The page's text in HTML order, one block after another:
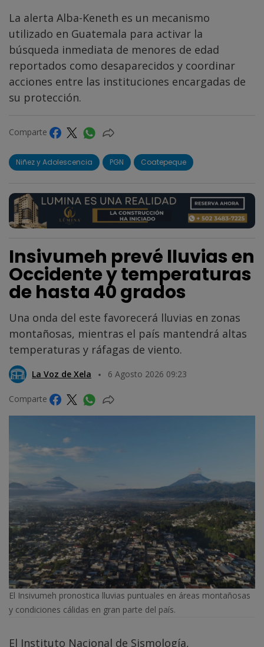
La alerta Alba-Keneth es un mecanismo
utilizado en Guatemala para activar la
búsqueda inmediata de menores de edad
reportados como desaparecidos y coordinar
acciones entre las instituciones encargadas de
su protección.
Comparte
Niñez y Adolescencia PGN Coatepeque
Insivumeh prevé lluvias en
Occidente y temperaturas
de hasta 40 grados
Una onda del este favorecerá lluvias en zonas
montañosas, mientras el país mantendrá altas
temperaturas y ráfagas de viento.
La Voz de Xela 6 Agosto 2026 09:23
Comparte
El Insivumeh pronostica lluvias puntuales en áreas montañosas
y condiciones cálidas en gran parte del país.
El Instituto Nacional de Sismología,